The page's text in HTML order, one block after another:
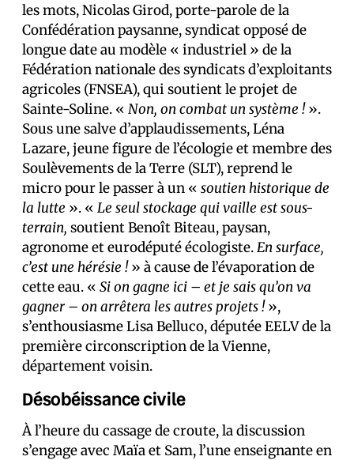
les mots, Nicolas Girod, porte-parole de la
Confédération paysanne, syndicat opposé de
longue date au modèle « industriel » de la
Fédération nationale des syndicats d’exploitants
agricoles (FNSEA), qui soutient le projet de
Sainte-Soline. « Non, on combat un système !».
Sous une salve d’applaudissements, Léna
Lazare, jeune figure de l’écologie et membre des
Soulèvements de la Terre (SLT), reprend le
micro pour le passer à un « soutien historique de
la lutte ». « Le seul stockage qui vaille est sous-
terrain, soutient Benoît Biteau, paysan,
agronome et eurodéputé écologiste.En surface,
c’est une hérésie !» à cause de l’évaporation de
cette eau. « Si on gagne ici – et je sais qu’on va
gagner – on arrêtera les autres projets !»,
s’enthousiasme Lisa Belluco, députée EELV de la
première circonscription de la Vienne,
département voisin.
Désobéissance civile
À l’heure du cassage de croute, la discussion
s’engage avec Maïa et Sam, l’une enseignante en